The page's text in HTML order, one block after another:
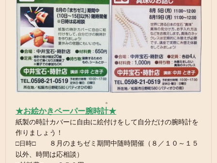
。
★お絵かきペーパー腕時計★
紙製の時計カバーに自由に絵付けをして自分だけの腕時計を
作りましょう！
□日時□ ８月のまちゼミ期間中随時開催（８／１０～１５
以外、時間は応相談）